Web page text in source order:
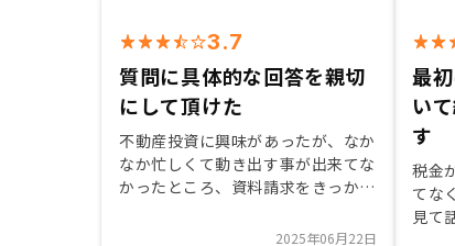
3.7
質問に具体的な回答を親切
にして頂けた
不動産投資に興味があったが、なか
なか忙しくて動き出す事が出来てな
かったところ、資料請求をきっかけ
教えて頂いたので、不安を解消出来
2025年06月22日
最
い
す
税金
てな
見て
信